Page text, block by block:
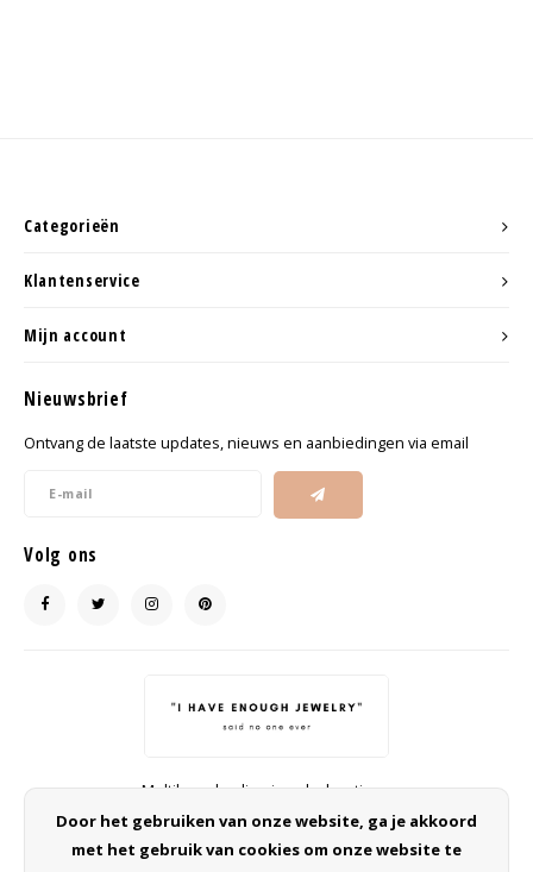
Categorieën
Klantenservice
Mijn account
Nieuwsbrief
Ontvang de laatste updates, nieuws en aanbiedingen via email
Volg ons
Multibrand online jewelry boutique
info@ohsohip.nl
Door het gebruiken van onze website, ga je akkoord
met het gebruik van cookies om onze website te